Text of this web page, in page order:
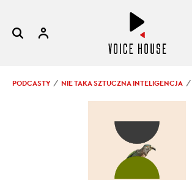
PODCASTY NIE TAKA SZTUCZNA INTELIGENCJA